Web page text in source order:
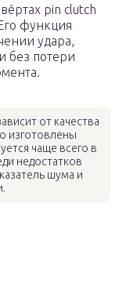
pin clutch
функция
удара,
без потери
от качества
изготовлены
чаще всего в
недостатков
шума и